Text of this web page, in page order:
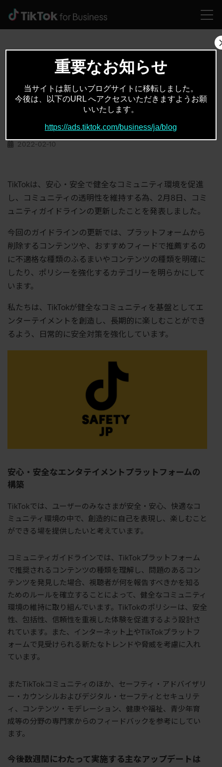
お役立ちコンテンツ
お役立ちコンテンツ,安全性
TikTokの安心安全で健全なコミュニティ環境
を促進するためのポリシー強化
2022-02-10
TikTokは、安心・安全で健全なコミュニティ環境を促進
し、コミュニティの透明性を維持する為、 2月8日、コミ
ュニティガイドラインの更新したことを発表しました。
今回のガイドラインの更新では、プラットフォームから
削除するコンテンツや、おすすめフィードで推薦するの
に不適格な種類のふるまいやコンテンツの種類を明確に
したり、ポリシーを強化するカテゴリーを明らかにして
います。
私たちは、TikTokが健全なコミュニティを基盤としてエ
ンターテイメントを創造し、長期的に楽しむことができ
るよう、日常的に安全対策を強化しています。
安心・安全なエンタテイメントプラットフォームの
構築
TikTokでは、ユーザーのみなさまが安全・安心、快適なコ
ミュニティ環境の中で、創造的に自己を表現し、楽しむこと
ができる場を提供したいと考えています。
コミュニティガイドラインでは、TikTokプラットフォーム
で推奨されるコンテンツの種類を理解し、問題のあるコン
テンツを発見した場合、視聴者が何を報告すべきかを知る
ためのルールを確立することによって、健全なコミュニティ
環境の維持に取り組んでいます。TikTokのポリシーは、安全
性、包括性、信頼性を重視した体験を促進するよう設計さ
れています。また、インターネット上やTikTokプラットフ
ォームで見受けられる新たなトレンドや脅威を考慮に入れ
ています。
またTikTokコミュニティのほか、セーフティ・アドバイザリ
ー・カウンシルおよびデジタル・セーフティとセキュリテ
ィ、コンテンツ・モデレーション、健康や福祉、青少年育
成等の分野の専門家からのフィードバックを参考にしてい
ます。
今後数週間にわたって実施する主なアップデートは
重要なお知らせ
当サイトは新しいブログサイトに移転しました。
今後は、以下のURL へアクセスいただきますようお願
いいたします。
https://ads.tiktok.com/business/ja/blog